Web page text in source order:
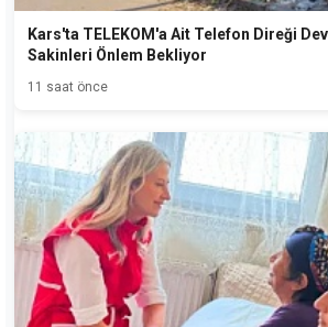
Kars'ta TELEKOM'a Ait Telefon Direği
Sakinleri Önlem Bekliyor
11 saat önce